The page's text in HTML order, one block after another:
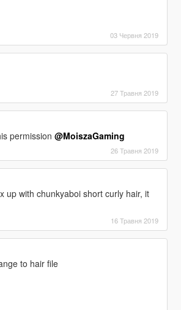
03 Червня 2019
27 Травня 2019
permission@MoiszaGaming
26 Травня 2019
up with chunkyaboi short curly hair, it
16 Травня 2019
to hair file